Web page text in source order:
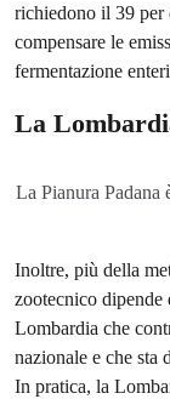
richiedono il 39 per
compensare le
fermentazione
La
La Pianura Padana
Inoltre, più della
zootecnico
Lombardia che
nazionale e che sta
In pratica, la